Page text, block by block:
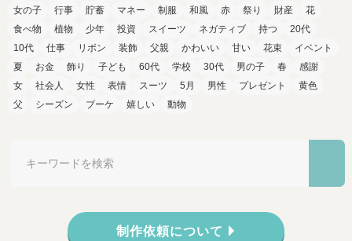
女の子
行事 貯蓄 マネー 制服 和風 赤 祭り 財産
花
食べ物
植物 少年 投資 スイーツ ネガティブ 持つ
20代
10代
仕事 リボン 装飾 父親 かわいい 甘い 花束
イベント
夏
お金 飾り 子ども 60代 学校 30代 男の子 春
感謝
女
社会人 女性 表情 スーツ 5月 男性 プレゼント
黄色
父
シーズン ブーケ 嬉しい 動物
制作依頼について